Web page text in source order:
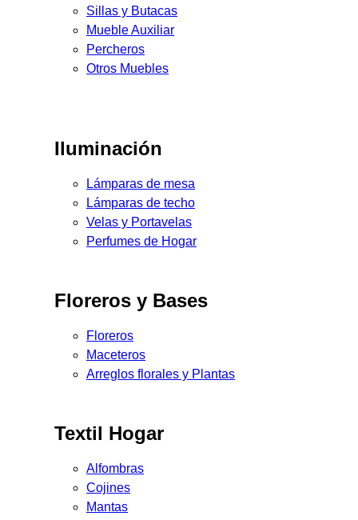
Sillas y Butacas
Mueble Auxiliar
Percheros
Otros Muebles
Iluminación
Lámparas de mesa
Lámparas de techo
Velas y Portavelas
Perfumes de Hogar
Floreros y Bases
Floreros
Maceteros
Arreglos florales y Plantas
Textil Hogar
Alfombras
Cojines
Mantas